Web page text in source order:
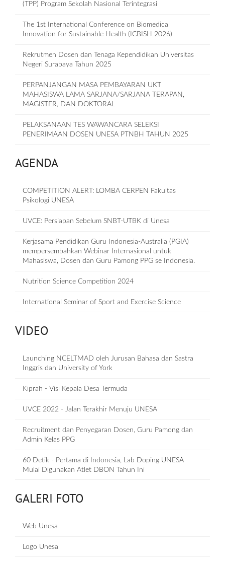
(TPP) Program Sekolah Nasional Terintegrasi
The 1st International Conference on Biomedical
Innovation for Sustainable Health (ICBISH 2026)
Rekrutmen Dosen dan Tenaga Kependidikan Universitas
Negeri Surabaya Tahun 2025
PERPANJANGAN MASA PEMBAYARAN UKT
MAHASISWA LAMA SARJANA/SARJANA TERAPAN,
MAGISTER, DAN DOKTORAL
PELAKSANAAN TES WAWANCARA SELEKSI
PENERIMAAN DOSEN UNESA PTNBH TAHUN 2025
AGENDA
COMPETITION ALERT: LOMBA CERPEN Fakultas
Psikologi UNESA
UVCE: Persiapan Sebelum SNBT-UTBK di Unesa
Kerjasama Pendidikan Guru Indonesia-Australia (PGIA)
mempersembahkan Webinar Internasional untuk
Mahasiswa, Dosen dan Guru Pamong PPG se Indonesia.
Nutrition Science Competition 2024
International Seminar of Sport and Exercise Science
VIDEO
Launching NCELTMAD oleh Jurusan Bahasa dan Sastra
Inggris dan University of York
Kiprah - Visi Kepala Desa Termuda
UVCE 2022 - Jalan Terakhir Menuju UNESA
Recruitment dan Penyegaran Dosen, Guru Pamong dan
Admin Kelas PPG
60 Detik - Pertama di Indonesia, Lab Doping UNESA
Mulai Digunakan Atlet DBON Tahun Ini
GALERI FOTO
Web Unesa
Logo Unesa